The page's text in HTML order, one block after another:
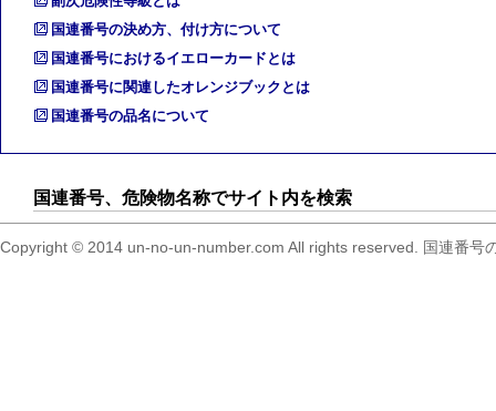
国連番号の決め方、付け方について
国連番号におけるイエローカードとは
国連番号に関連したオレンジブックとは
国連番号の品名について
国連番号、危険物名称でサイト内を検索
Copyright © 2014 un-no-un-number.com All rights reserved. 国連番号